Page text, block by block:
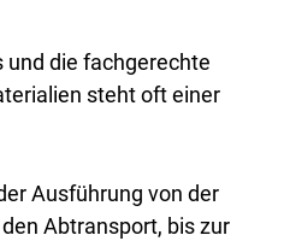
und die fachgerechte
steht oft einer
Ausführung von der
Abtransport, bis zur